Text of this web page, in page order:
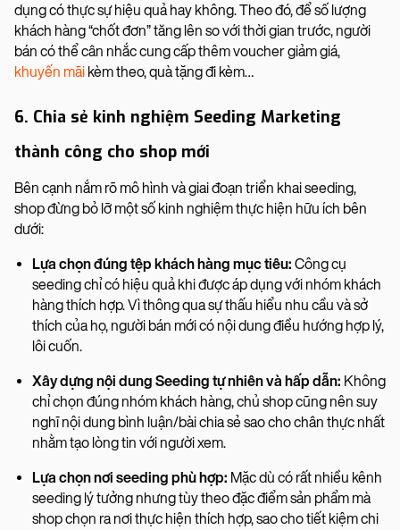
dụng có thực sự hiệu quả hay không. Theo đó, để số lượng
khách hàng “chốt đơn” tăng lên so với thời gian trước, người
bán có thể cân nhắc cung cấp thêm voucher giảm giá,
khuyến mãi kèm theo, quà tặng đi kèm…
6. Chia sẻ kinh nghiệm Seeding Marketing
thành công cho shop mới
Bên cạnh nắm rõ mô hình và giai đoạn triển khai seeding,
shop đừng bỏ lỡ một số kinh nghiệm thực hiện hữu ích bên
dưới:
Lựa chọn đúng tệp khách hàng mục tiêu: Công cụ
seeding chỉ có hiệu quả khi được áp dụng với nhóm khách
hàng thích hợp. Vì thông qua sự thấu hiểu nhu cầu và sở
thích của họ, người bán mới có nội dung điều hướng hợp lý,
lôi cuốn.
Xây dựng nội dung Seeding tự nhiên và hấp dẫn: Không
chỉ chọn đúng nhóm khách hàng, chủ shop cũng nên suy
nghĩ nội dung bình luận/bài chia sẻ sao cho chân thực nhất
nhằm tạo lòng tin với người xem.
Lựa chọn nơi seeding phù hợp: Mặc dù có rất nhiều kênh
seeding lý tưởng nhưng tùy theo đặc điểm sản phẩm mà
shop chọn ra nơi thực hiện thích hợp, sao cho tiết kiệm chi